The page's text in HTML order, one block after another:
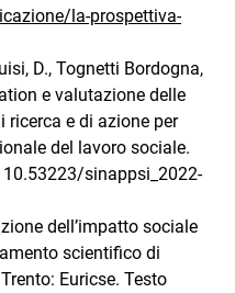
la-prospettiva-
D., Tognetti Bordogna,
e valutazione delle
e di azione per
del lavoro sociale.
sinappsi_2022-
dell’impatto sociale
scientifico di
Euricse. Testo